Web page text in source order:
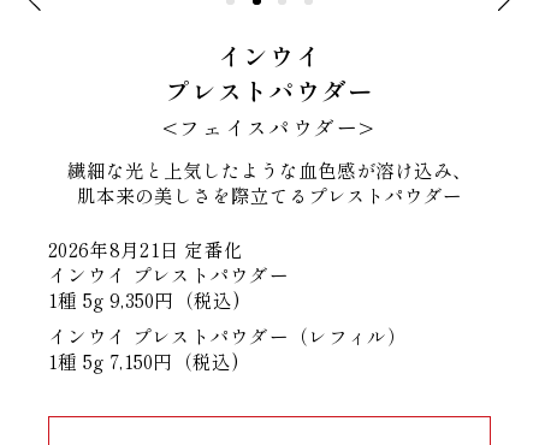
インウイ
プレストパウダー
<フェイスパウダー>
繊細な光と上気したような血色感が溶け込み、
肌本来の美しさを際立てるプレストパウダー
2026年8月21日 定番化
インウイ プレストパウダー
1種 5g 9,350円（税込)
インウイ プレストパウダー（レフィル）
1種 5g 7,150円（税込)